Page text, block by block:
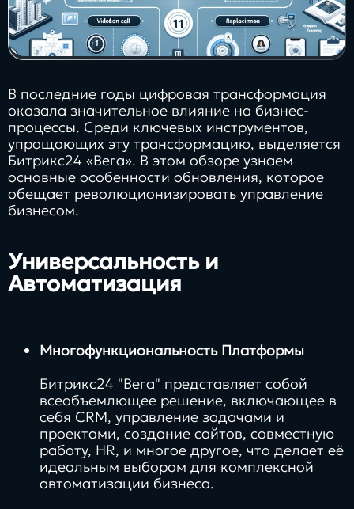
info@direkt.ink
В последние годы цифровая трансформация
оказала значительное влияние на бизнес-
процессы. Среди ключевых инструментов,
упрощающих эту трансформацию, выделяется
Битрикс24 «Вега». В этом обзоре узнаем
основные особенности обновления, которое
обещает революционизировать управление
бизнесом.
Универсальность и
Автоматизация
Многофункциональность Платформы
Битрикс24 "Вега" представляет собой
всеобъемлющее решение, включающее в
себя CRM, управление задачами и
проектами, создание сайтов, совместную
работу, HR, и многое другое, что делает её
идеальным выбором для комплексной
автоматизации бизнеса.